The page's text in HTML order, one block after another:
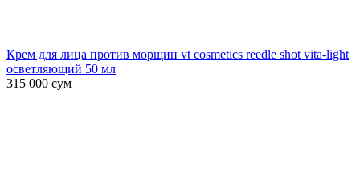
Крем для лица против морщин vt cosmetics reedle shot vita-light
осветляющий 50 мл
315 000 сум